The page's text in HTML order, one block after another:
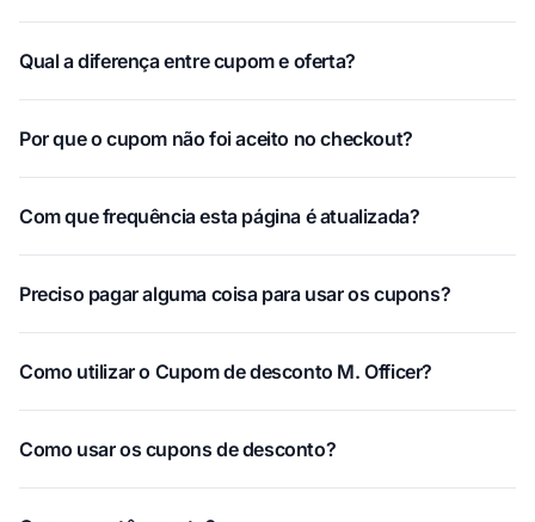
Qual a diferença entre cupom e oferta?
Por que o cupom não foi aceito no checkout?
Com que frequência esta página é atualizada?
Preciso pagar alguma coisa para usar os cupons?
Como utilizar o Cupom de desconto M. Officer?
Como usar os cupons de desconto?